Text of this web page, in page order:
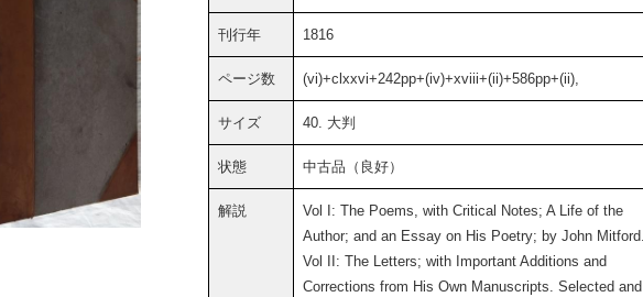
刊行年 1816
ページ数 (vi)+clxxvi+242pp+(iv)+xviii+(ii)+586pp+(ii),
サイズ 40. 大判
状態 中古品（良好）
解説
Vol I: The Poems, with Critical Notes; A Life of the
Author; and an Essay on His Poetry; by John
Vol II: The Letters; with Important Additions and
Corrections from His Own Manuscripts. Selected and